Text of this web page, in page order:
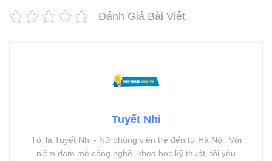
Đánh Giá Bài Viết
Tuyết Nhi
Tôi là Tuyết Nhi - Nữ phóng viên trẻ đến từ Hà Nội. Với
niềm đam mê công nghệ, khoa học kỹ thuật, tôi yêu